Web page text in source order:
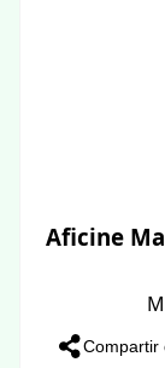
Aficine
Compartir